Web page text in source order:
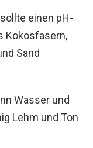
einen pH-
Kokosfasern,
Sand
Wasser und
Lehm und Ton